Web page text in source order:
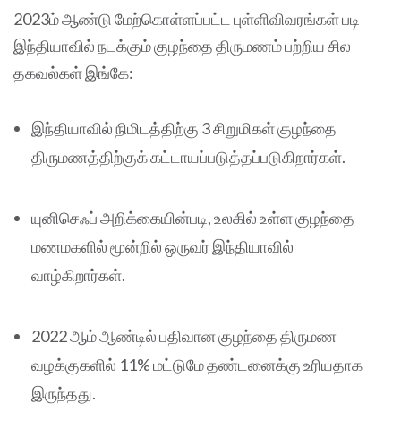
2023ம் ஆண்டு மேற்கொள்ளப்பட்ட புள்ளிவிவரங்கள் படி
இந்தியாவில் நடக்கும் குழந்தை திருமணம் பற்றிய சில
தகவல்கள் இங்கே:
இந்தியாவில் நிமிடத்திற்கு 3 சிறுமிகள் குழந்தை
திருமணத்திற்குக் கட்டாயப்படுத்தப்படுகிறார்கள்.
யுனிசெஃப் அறிக்கையின்படி, உலகில் உள்ள குழந்தை
மணமகளில் மூன்றில் ஒருவர் இந்தியாவில்
வாழ்கிறார்கள்.
2022 ஆம் ஆண்டில் பதிவான குழந்தை திருமண
வழக்குகளில் 11% மட்டுமே தண்டனைக்கு உரியதாக
இருந்தது.